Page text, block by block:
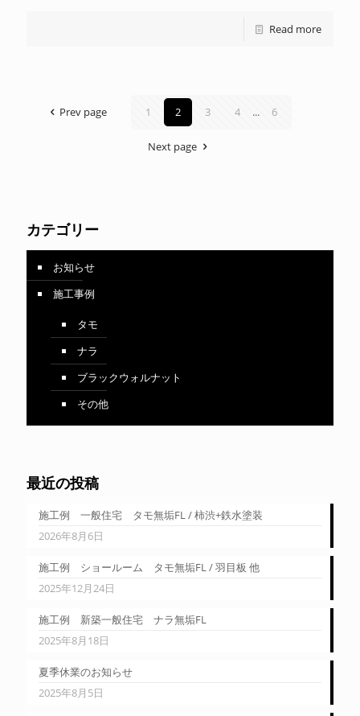
Read more
Prev page 1 2 3 4 ... 6
Next page
カテゴリー
お知らせ
施工事例
タモ
ナラ
ブラックウォルナット
その他
最近の投稿
施工例 一般住宅 タモ無垢FL / 柿渋+鉄水塗装
2026年8月6日
施工例 ショールーム タモ無垢FL / 羽目板 他
2025年12月24日
施工例 新築一般住宅 ナラ無垢FL
2025年8月18日
夏季休業のお知らせ
2025年8月5日